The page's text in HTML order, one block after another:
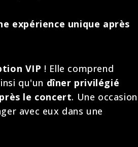
expérience unique après
VIP ! Elle comprend
qu'un dîner privilégié
le concert. Une occasion
avec eux dans une